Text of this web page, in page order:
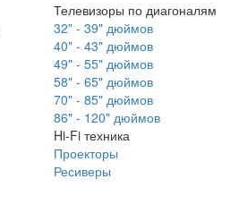
Телевизоры по диагоналям
32" - 39" дюймов
40" - 43" дюймов
49" - 55" дюймов
58" - 65" дюймов
70" - 85" дюймов
86" - 120" дюймов
Hi-Fi техника
Проекторы
Ресиверы